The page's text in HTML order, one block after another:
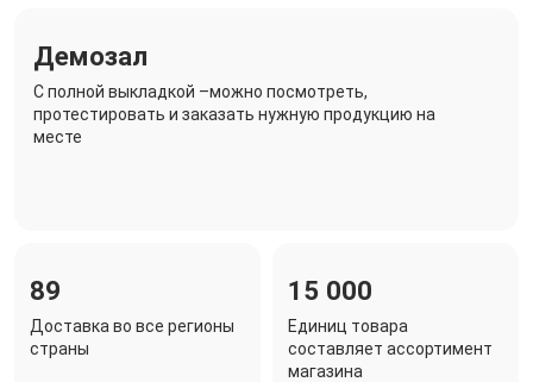
Демозал
C полной выкладкой –можно посмотреть,
протестировать и заказать нужную продукцию на
месте
89
Доставка во все регионы
страны
15 000
Единиц товара
составляет ассортимент
магазина